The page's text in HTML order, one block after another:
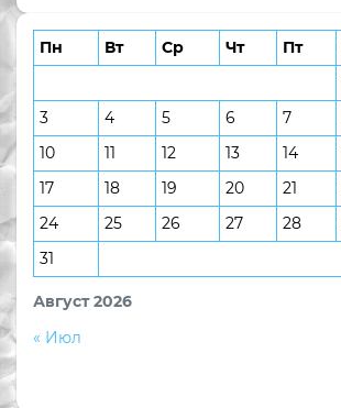
Август 2026
Пн Вт Ср Чт Пт
3
4 5 6 7
10
11 12 13 14
17
18 19 20 21
24
25 26 27 28
31
« Июл